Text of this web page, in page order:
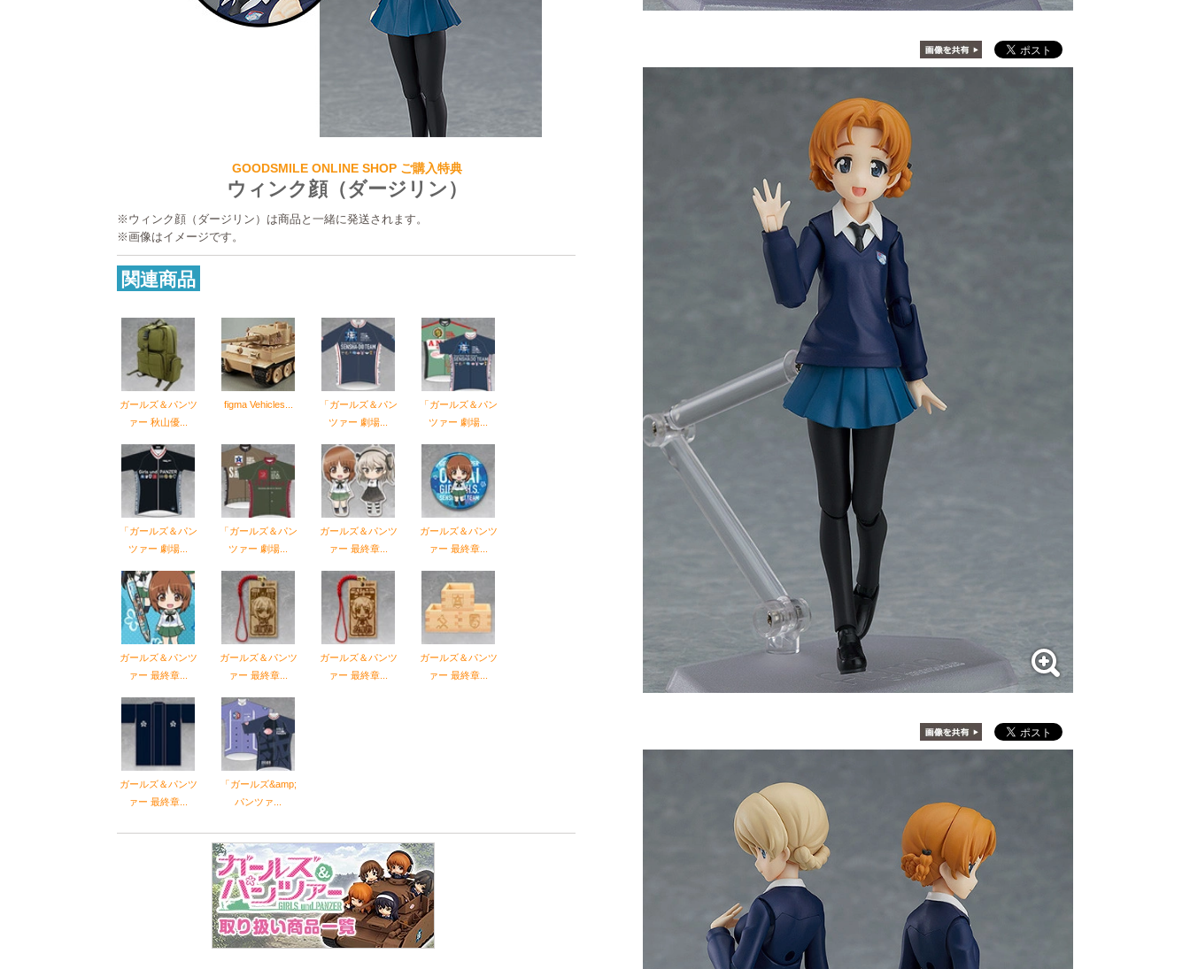
GOODSMILE ONLINE SHOP ご購入特典
ウィンク顔（ダージリン）
※ウィンク顔（ダージリン）は商品と一緒に発送されます。
※画像はイメージです。
関連商品
ガールズ＆パンツ
ァー 秋山優...
figma Vehicles...
「ガールズ＆パン
ツァー 劇場...
「ガールズ＆パン
ツァー 劇場...
「ガールズ＆パン
ツァー 劇場...
「ガールズ＆パン
ツァー 劇場...
ガールズ＆パンツ
ァー 最終章...
ガールズ＆パンツ
ァー 最終章...
ガールズ＆パンツ
ァー 最終章...
ガールズ＆パンツ
ァー 最終章...
ガールズ＆パンツ
ァー 最終章...
ガールズ＆パンツ
ァー 最終章...
ガールズ＆パンツ
ァー 最終章...
「ガールズ&amp;
パンツァ...